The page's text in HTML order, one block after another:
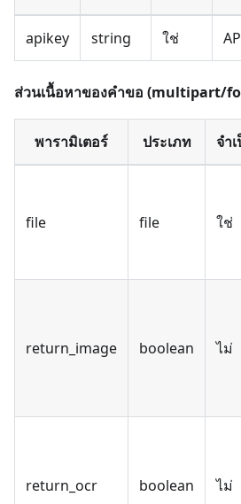
apikey string ใช่
ส่วนเนื้อหาของคำขอ (multipart/
พารามิเตอร์ ประเภท จำ
file file ใช่
return_image boolean ไม่
return_ocr boolean ไม่